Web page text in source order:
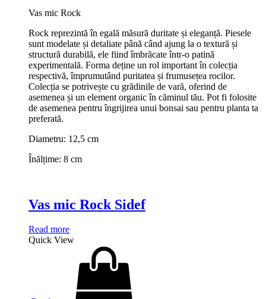
Vas mic Rock
Rock reprezintă în egală măsură duritate și eleganță. Piesele
sunt modelate și detaliate până când ajung la o textură și
structură durabilă, ele fiind îmbrăcate într-o patină
experimentală. Forma deține un rol important în colecția
respectivă, împrumutând puritatea și frumusețea rocilor.
Colecția se potrivește cu grădinile de vară, oferind de
asemenea și un element organic în căminul tău. Pot fi folosite
de asemenea pentru îngrijirea unui bonsai sau pentru planta ta
preferată.
Diametru: 12,5 cm
Înălțime: 8 cm
Vas mic Rock Sidef
Read more
Quick View